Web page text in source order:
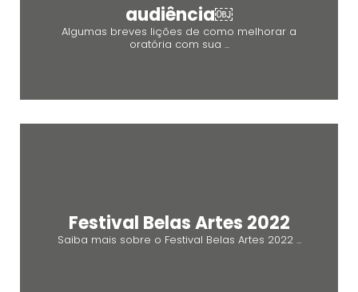
audiência￼
Algumas breves lições de como melhorar a
oratória com sua ...
Festival Belas Artes 2022
Saiba mais sobre o Festival Belas Artes 2022 ...